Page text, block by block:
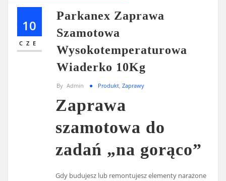
10
CZE
Parkanex Zaprawa
Szamotowa
Wysokotemperaturowa
Wiaderko 10Kg
By Admin Produkt, Zaprawy
Zaprawa
szamotowa do
zadań „na gorąco”
Gdy budujesz lub remontujesz elementy narażone